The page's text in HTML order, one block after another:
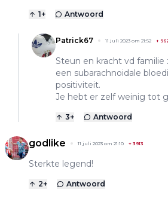
1+ Antwoord
Patrick67 11 juli 2023 om 21:52 +
Steun en kracht vd familie
een subarachnoidale
positiviteit.
Je hebt er zelf weinig tot
3+ Antwoord
godlike 11 juli 2023 om 21:10 + 3913
Sterkte legend!
2+ Antwoord